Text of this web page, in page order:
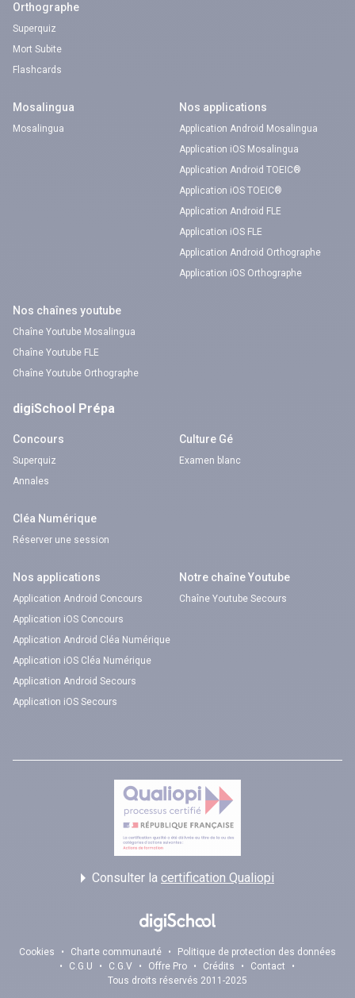
Orthographe
Superquiz
Mort Subite
Flashcards
Mosalingua
Mosalingua
Nos applications
Application Android Mosalingua
Application iOS Mosalingua
Application Android TOEIC®
Application iOS TOEIC®
Application Android FLE
Application iOS FLE
Application Android Orthographe
Application iOS Orthographe
Nos chaînes youtube
Chaîne Youtube Mosalingua
Chaîne Youtube FLE
Chaîne Youtube Orthographe
digiSchool Prépa
Concours
Superquiz
Annales
Culture Gé
Examen blanc
Cléa Numérique
Réserver une session
Nos applications
Application Android Concours
Application iOS Concours
Application Android Cléa Numérique
Application iOS Cléa Numérique
Application Android Secours
Application iOS Secours
Notre chaîne Youtube
Chaîne Youtube Secours
Consulter la certification Qualiopi
Cookies • Charte communauté •
Politique de protection des données
•
C.G.U • C.G.V • Offre Pro • Crédits • Contact
•
Tous droits réservés 2011-2025